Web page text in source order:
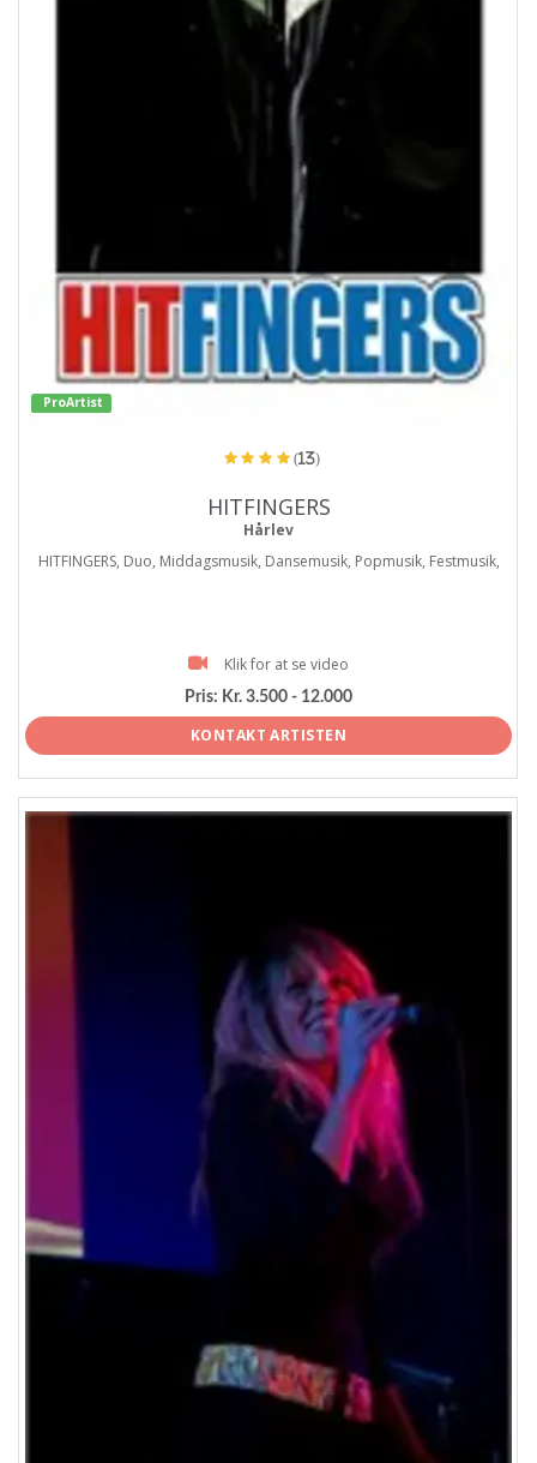
ProArtist
(13)
HITFINGERS
Hårlev
HITFINGERS, Duo, Middagsmusik, Dansemusik, Popmusik, Festmusik,
Klik for at se video
Pris: Kr. 3.500 - 12.000
KONTAKT ARTISTEN